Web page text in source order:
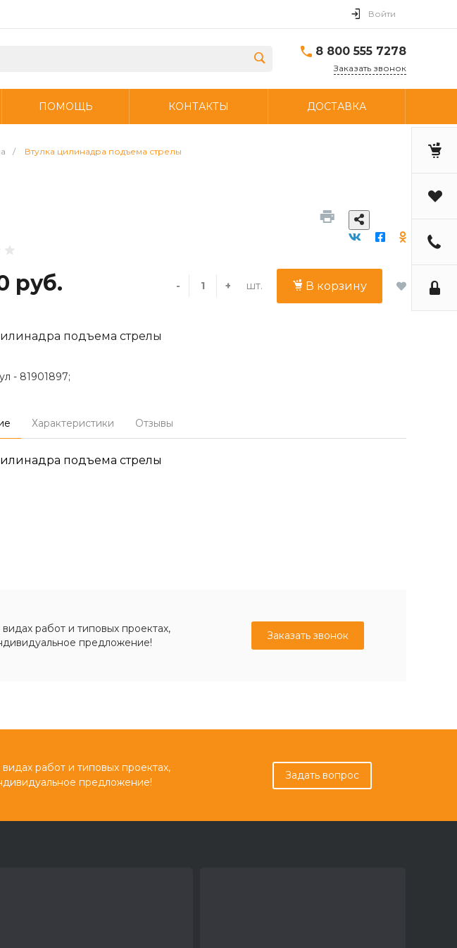
Войти
8 800 555 7278
Заказать звонок
ПОМОЩЬ КОНТАКТЫ ДОСТАВКА
/ Втулка цилинадра подъема стрелы
руб. - + шт. В корзину
подъема стрелы
- 81901897;
Характеристики Отзывы
подъема стрелы
работ и типовых проектах,
предложение!
Заказать звонок
работ и типовых проектах,
предложение!
Задать вопрос